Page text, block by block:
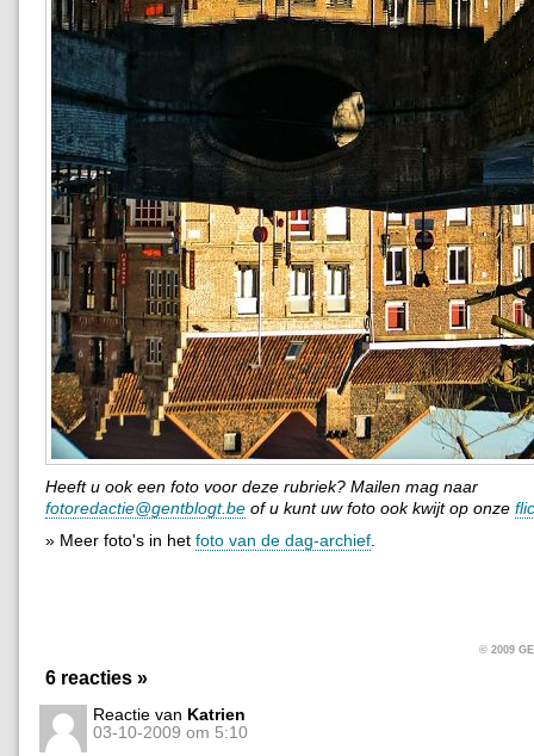
Heeft u ook een foto voor deze rubriek? Mailen mag naar
fotoredactie@gentblogt.be of u kunt uw foto ook kwijt op onze
» Meer foto's in het foto van de dag-archief
© 2009
6 reacties »
Reactie van Katrien
03-10-2009 om 5:10